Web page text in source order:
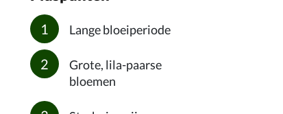
Lange bloeiperiode
Grote, lila-paarse
bloemen